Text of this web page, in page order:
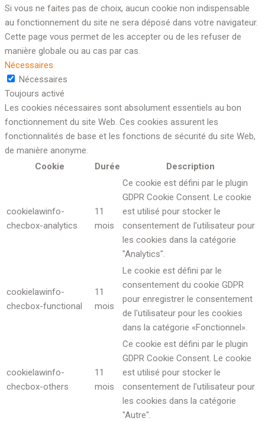
Si vous ne faites pas de choix, aucun cookie non indispensable
au fonctionnement du site ne sera déposé dans votre navigateur.
Cette page vous permet de les accepter ou de les refuser de
manière globale ou au cas par cas.
Nécessaires
Nécessaires
Toujours activé
Les cookies nécessaires sont absolument essentiels au bon
fonctionnement du site Web. Ces cookies assurent les
fonctionnalités de base et les fonctions de sécurité du site Web,
de manière anonyme.
Cookie
Durée Description
cookielawinfo-
checbox-analytics
11
mois
Ce cookie est défini par le plugin
GDPR Cookie Consent. Le cookie
est utilisé pour stocker le
consentement de l'utilisateur pour
les cookies dans la catégorie
"Analytics".
cookielawinfo-
checbox-functional
11
mois
Le cookie est défini par le
consentement du cookie GDPR
pour enregistrer le consentement
de l'utilisateur pour les cookies
dans la catégorie «Fonctionnel».
cookielawinfo-
checbox-others
11
mois
Ce cookie est défini par le plugin
GDPR Cookie Consent. Le cookie
est utilisé pour stocker le
consentement de l'utilisateur pour
les cookies dans la catégorie
"Autre".